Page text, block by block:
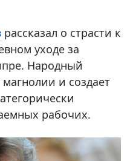
рассказал о страсти к
уходе за
Народный
и создает
рабочих.